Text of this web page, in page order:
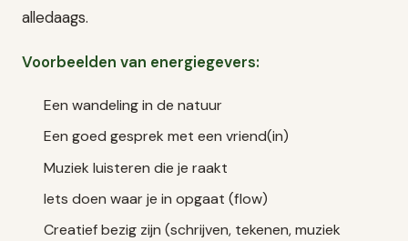
alledaags.
Voorbeelden van energiegevers:
Een wandeling in de natuur
Een goed gesprek met een vriend(in)
Muziek luisteren die je raakt
Iets doen waar je in opgaat (flow)
Creatief bezig zijn (schrijven, tekenen, muziek